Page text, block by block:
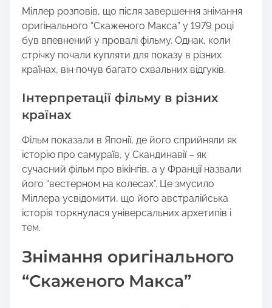
Міллер розповів, що після завершення знімання
оригінального “Скаженого Макса” у 1979 році
був впевнений у провалі фільму. Однак, коли
стрічку почали купляти для показу в різних
країнах, він почув багато схвальних відгуків.
Інтерпретації фільму в різних
країнах
Фільм показали в Японії, де його сприйняли як
історію про самураїв, у Скандинавії – як
сучасний фільм про вікінгів, а у Франції назвали
його “вестерном на колесах”. Це змусило
Міллера усвідомити, що його австралійська
історія торкнулася універсальних архетипів і
тем.
Знімання оригінального
“Скаженого Макса”